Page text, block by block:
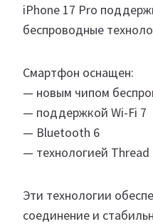
iPhone 17 Pro
беспроводные
Смартфон оснащен:
— новым чипом
— поддержкой Wi-Fi 7
— Bluetooth 6
— технологией Thread
Эти технологии
соединение и